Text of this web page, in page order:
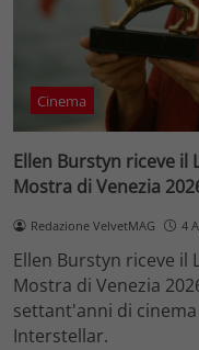
Cinema
Ellen Burstyn riceve il
Mostra di Venezia
Redazione VelvetMAG 4
Ellen Burstyn riceve il
Mostra di Venezia
settant'anni di
Interstellar.